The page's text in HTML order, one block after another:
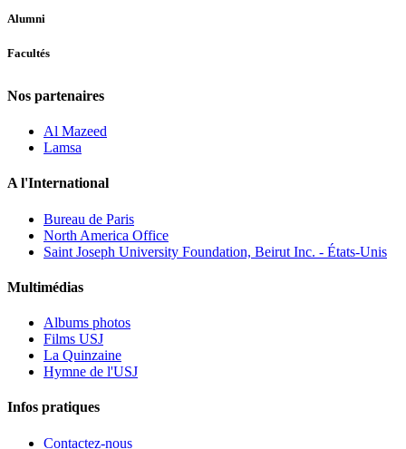
Alumni
Facultés
Nos partenaires
Al Mazeed
Lamsa
A l'International
Bureau de Paris
North America Office
Saint Joseph University Foundation, Beirut Inc. - États-Unis
Multimédias
Albums photos
Films USJ
La Quinzaine
Hymne de l'USJ
Infos pratiques
Contactez-nous